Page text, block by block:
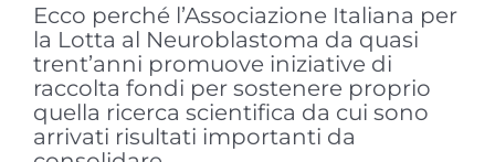
Ecco perché l’Associazione Italiana per
la Lotta al Neuroblastoma da quasi
trent’anni promuove iniziative di
raccolta fondi per sostenere proprio
quella ricerca scientifica da cui sono
arrivati risultati importanti da